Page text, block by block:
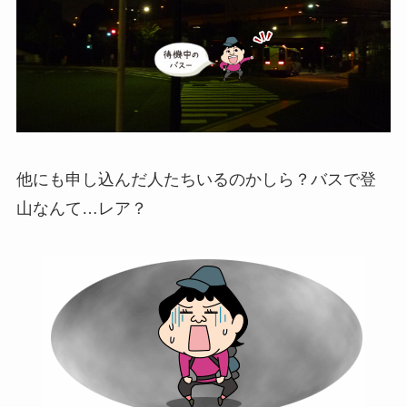
他にも申し込んだ人たちいるのかしら？バスで登
山なんて…レア？